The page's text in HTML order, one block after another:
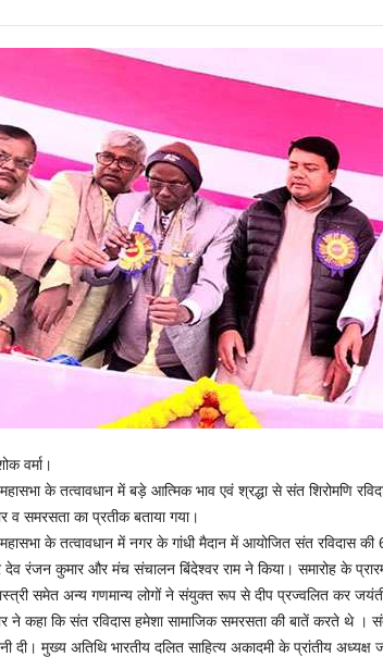
वर्मा।
महासभा के तत्वावधान में बड़े आत्मिक भाव एवं श्रद्धा से संत शिरोमणि
व समरसता का प्रतीक बताया गया।
महासभा के तत्वावधान में नगर के गांधी मैदान में आयोजित संत रविदास
देव रंजन कुमार और मंच संचालन बिंदेश्वर राम ने किया। समारोह के
समेत अन्य गणमान्य लोगों ने संयुक्त रूप से दीप प्रज्वलित कर
ने कहा कि संत रविदास हमेशा सामाजिक समरसता की बातें करते थे ।
दी। मुख्य अतिथि भारतीय दलित साहित्य अकादमी के प्रांतीय